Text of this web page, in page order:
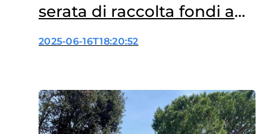
serata di raccolta fondi a
sostegno della ricerca
2025-06-16T18:20:52